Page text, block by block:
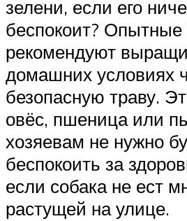
зелени, если его
беспокоит? Опытные
рекомендуют
домашних условиях
безопасную траву.
овёс, пшеница или
хозяевам не нужно
беспокоить за
если собака не ест
растущей на улице.